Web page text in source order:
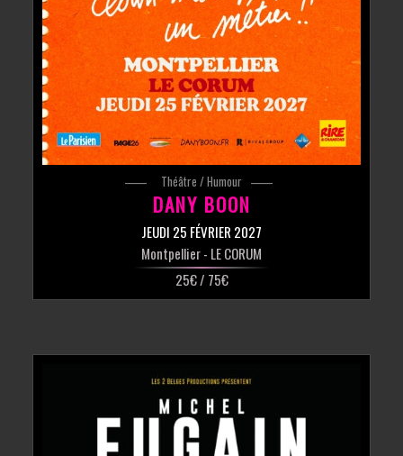
Théâtre / Humour
DANY BOON
JEUDI 25 FÉVRIER 2027
Montpellier- LE CORUM
25€ / 75€